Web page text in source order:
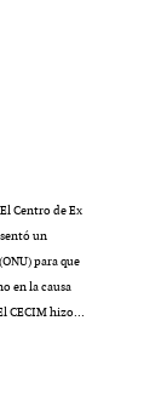
Centro de Ex
un
para que
en la causa
CECIM hizo…